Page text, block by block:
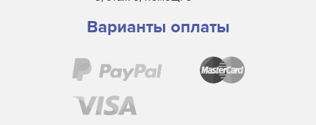
Варианты оплаты